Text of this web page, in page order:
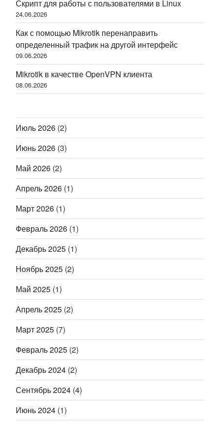
Скрипт для работы с пользователями в Linux
24.06.2026
Как с помощью Mikrotik перенаправить
определенный трафик на другой интерфейс
09.06.2026
Mikrotik в качестве OpenVPN клиента
08.06.2026
Июль 2026 (2)
Июнь 2026 (3)
Май 2026 (2)
Апрель 2026 (1)
Март 2026 (1)
Февраль 2026 (1)
Декабрь 2025 (1)
Ноябрь 2025 (2)
Май 2025 (1)
Апрель 2025 (2)
Март 2025 (7)
Февраль 2025 (2)
Декабрь 2024 (2)
Сентябрь 2024 (4)
Июнь 2024 (1)